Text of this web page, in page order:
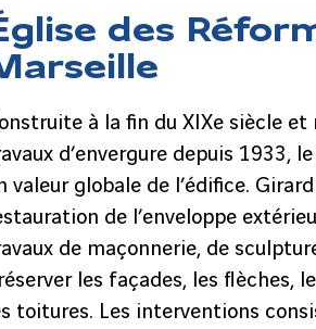
des
à la fin du XIXe siècle et
d’envergure depuis 1933,
valeur globale de l’édifice.
de l’enveloppe
de maçonnerie, de
les façades, les flèches,
toitures. Les interventions